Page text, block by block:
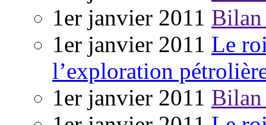
1er janvier 2011 Bilan
1er janvier 2011 Le
l’exploration
1er janvier 2011 Bilan